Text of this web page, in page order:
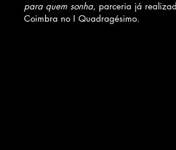
para quem sonha, parceria já
Coimbra no I Quadragésimo.